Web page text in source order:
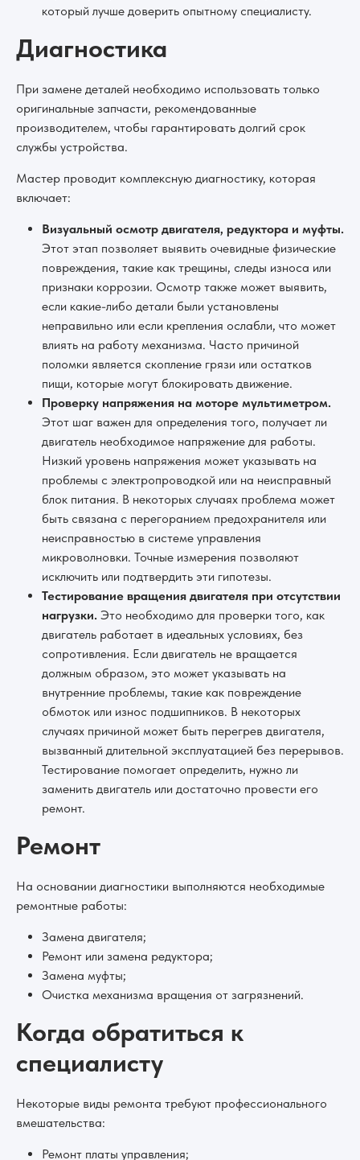
который лучше доверить опытному специалисту.
Диагностика
При замене деталей необходимо использовать только
оригинальные запчасти, рекомендованные
производителем, чтобы гарантировать долгий срок
службы устройства.
Мастер проводит комплексную диагностику, которая
включает:
Визуальный осмотр двигателя, редуктора и муфты.
Этот этап позволяет выявить очевидные физические
повреждения, такие как трещины, следы износа или
признаки коррозии. Осмотр также может выявить,
если какие-либо детали были установлены
неправильно или если крепления ослабли, что может
влиять на работу механизма. Часто причиной
поломки является скопление грязи или остатков
пищи, которые могут блокировать движение.
Проверку напряжения на моторе мультиметром.
Этот шаг важен для определения того, получает ли
двигатель необходимое напряжение для работы.
Низкий уровень напряжения может указывать на
проблемы с электропроводкой или на неисправный
блок питания. В некоторых случаях проблема может
быть связана с перегоранием предохранителя или
неисправностью в системе управления
микроволновки. Точные измерения позволяют
исключить или подтвердить эти гипотезы.
Тестирование вращения двигателя при отсутствии
нагрузки. Это необходимо для проверки того, как
двигатель работает в идеальных условиях, без
сопротивления. Если двигатель не вращается
должным образом, это может указывать на
внутренние проблемы, такие как повреждение
обмоток или износ подшипников. В некоторых
случаях причиной может быть перегрев двигателя,
вызванный длительной эксплуатацией без перерывов.
Тестирование помогает определить, нужно ли
заменить двигатель или достаточно провести его
ремонт.
Ремонт
На основании диагностики выполняются необходимые
ремонтные работы:
Замена двигателя;
Ремонт или замена редуктора;
Замена муфты;
Очистка механизма вращения от загрязнений.
Когда обратиться к
специалисту
Некоторые виды ремонта требуют профессионального
вмешательства:
Ремонт платы управления;